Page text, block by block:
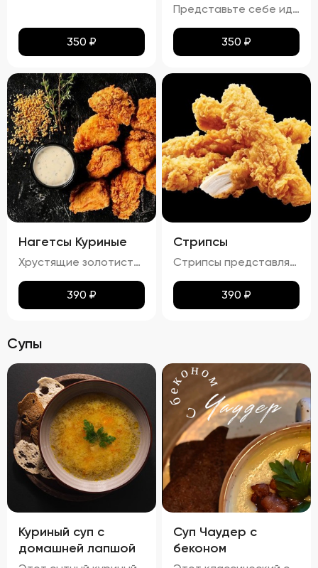
350 ₽
Представьте себе идеальное сочетание тонкого лаваша, превращенного в золотистые, равномерно подрумяненные чипсы. Каждый кусочек покрыт тонким слоем паприки, которая придает им легкий, но ощутимый аромат и пикантность. Эти чипсы не просто хрустят – они буквально тают во рту, оставляя приятное послевкусие соли и нежной остроты. Идеальный перекус для любого случая!
350 ₽
Нагетсы Куриные
Хрустящие золотистые нагетсы с легким маслянистым блеском и тонким слоем соуса. Аромат блюда сочетает в себе запах жареного куриного мяса и сладких ноток соуса. Вкус этих нагетсов – гармоничное сочетание сладости и легкой солоноватости, с выраженными нотами куриного мяса. Текстура плотная и хрустящая, с нежным мясом под аппетитной корочкой.
390 ₽
Стрипсы
Стрипсы представляют собой кусочки куриного филе, обжаренные до золотистой корочки. Внешне они выглядят аппетитно, с равномерной золотистой окраской, без признаков пережарки. Вкус мяса насыщенный, сочный и ароматный, без каких-либо посторонних привкусов и запахов. Консистенция стрипсов идеальна: внутри мясо остается мягким и нежным, а снаружи образуется приятная хрустящая корочка. Это блюдо отлично сочетается с различными соусами и гарнирами, добавляя пикантности любому столу.
390 ₽
Супы
Куриный суп с
домашней лапшой
Суп Чаудер с
беконом